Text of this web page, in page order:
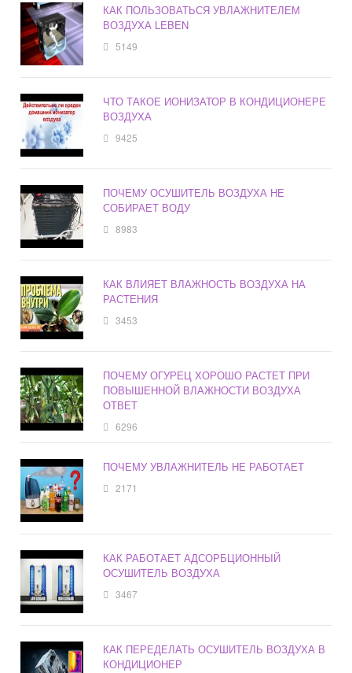
КАК ПОЛЬЗОВАТЬСЯ УВЛАЖНИТЕЛЕМ
ВОЗДУХА LEBEN
5149
ЧТО ТАКОЕ ИОНИЗАТОР В КОНДИЦИОНЕРЕ
ВОЗДУХА
9425
ПОЧЕМУ ОСУШИТЕЛЬ ВОЗДУХА НЕ
СОБИРАЕТ ВОДУ
8983
КАК ВЛИЯЕТ ВЛАЖНОСТЬ ВОЗДУХА НА
РАСТЕНИЯ
3453
ПОЧЕМУ ОГУРЕЦ ХОРОШО РАСТЕТ ПРИ
ПОВЫШЕННОЙ ВЛАЖНОСТИ ВОЗДУХА
ОТВЕТ
6296
ПОЧЕМУ УВЛАЖНИТЕЛЬ НЕ РАБОТАЕТ
2171
КАК РАБОТАЕТ АДСОРБЦИОННЫЙ
ОСУШИТЕЛЬ ВОЗДУХА
3467
КАК ПЕРЕДЕЛАТЬ ОСУШИТЕЛЬ ВОЗДУХА В
КОНДИЦИОНЕР